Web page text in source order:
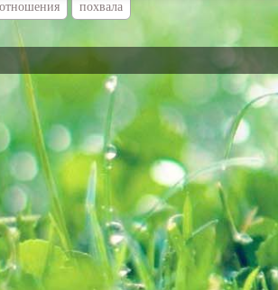
отношения похвала